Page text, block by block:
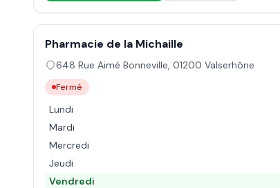
Pharmacie de la Michaille
648 Rue Aimé Bonneville, 01200 Valserhône
Fermé
Lundi
Mardi
Mercredi
Jeudi
Vendredi